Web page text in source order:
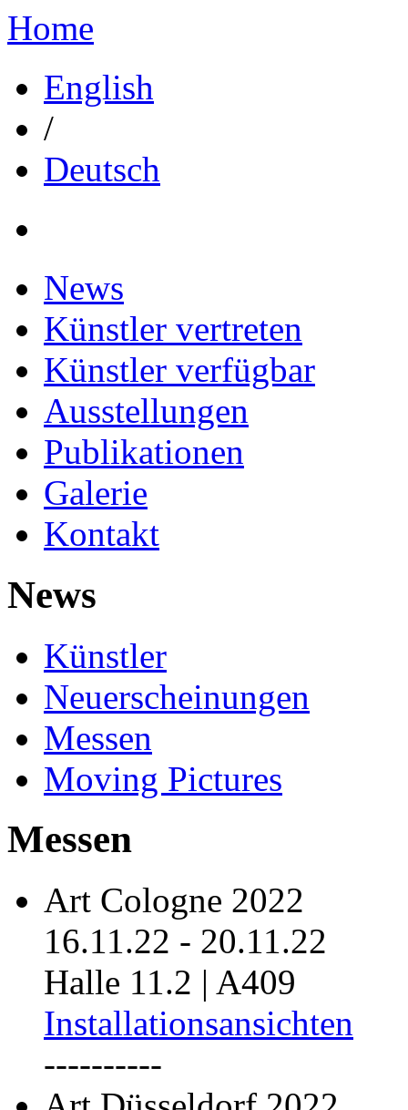
Home
English
/
Deutsch
News
Künstler vertreten
Künstler verfügbar
Ausstellungen
Publikationen
Galerie
Kontakt
News
Künstler
Neuerscheinungen
Messen
Moving Pictures
Messen
Art Cologne 2022
16.11.22 - 20.11.22
Halle 11.2 | A409
Installationsansichten
----------